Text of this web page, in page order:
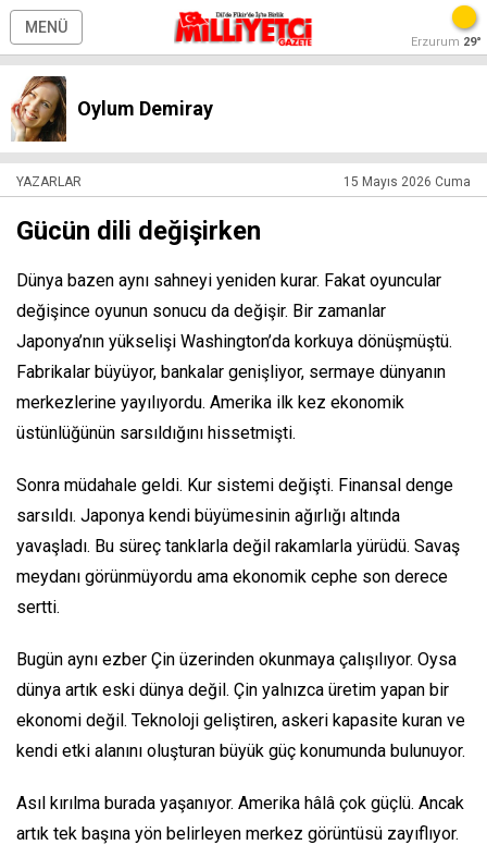
MENÜ
Erzurum 29°
Oylum Demiray
YAZARLAR 15 Mayıs 2026 Cuma
Gücün dili değişirken
Dünya bazen aynı sahneyi yeniden kurar. Fakat oyuncular
değişince oyunun sonucu da değişir. Bir zamanlar
Japonya’nın yükselişi Washington’da korkuya dönüşmüştü.
Fabrikalar büyüyor, bankalar genişliyor, sermaye dünyanın
merkezlerine yayılıyordu. Amerika ilk kez ekonomik
üstünlüğünün sarsıldığını hissetmişti.
Sonra müdahale geldi. Kur sistemi değişti. Finansal denge
sarsıldı. Japonya kendi büyümesinin ağırlığı altında
yavaşladı. Bu süreç tanklarla değil rakamlarla yürüdü. Savaş
meydanı görünmüyordu ama ekonomik cephe son derece
sertti.
Bugün aynı ezber Çin üzerinden okunmaya çalışılıyor. Oysa
dünya artık eski dünya değil. Çin yalnızca üretim yapan bir
ekonomi değil. Teknoloji geliştiren, askeri kapasite kuran ve
kendi etki alanını oluşturan büyük güç konumunda bulunuyor.
Asıl kırılma burada yaşanıyor. Amerika hâlâ çok güçlü. Ancak
artık tek başına yön belirleyen merkez görüntüsü zayıflıyor.